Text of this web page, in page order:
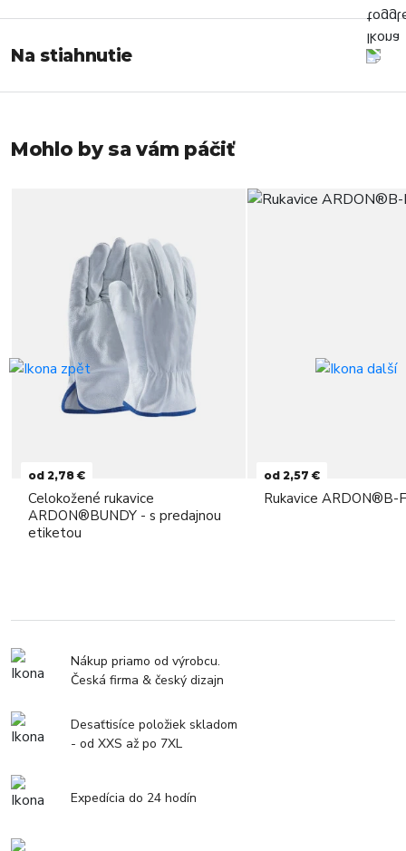
Na stiahnutie
Mohlo by sa vám páčiť
od 2,78 €
Celokožené rukavice
ARDON®BUNDY - s predajnou
etiketou
od 2,57 €
Rukavice ARDON®B-
Nákup priamo od výrobcu.
Česká firma & český dizajn
Desaťtisíce položiek skladom
- od XXS až po 7XL
Expedícia do 24 hodín